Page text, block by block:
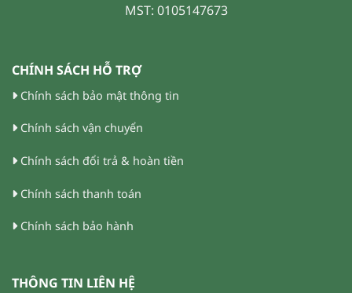
MST: 0105147673
CHÍNH SÁCH HỖ TRỢ
Chính sách bảo mật thông tin
Chính sách vận chuyển
Chính sách đổi trả & hoàn tiền
Chính sách thanh toán
Chính sách bảo hành
THÔNG TIN LIÊN HỆ